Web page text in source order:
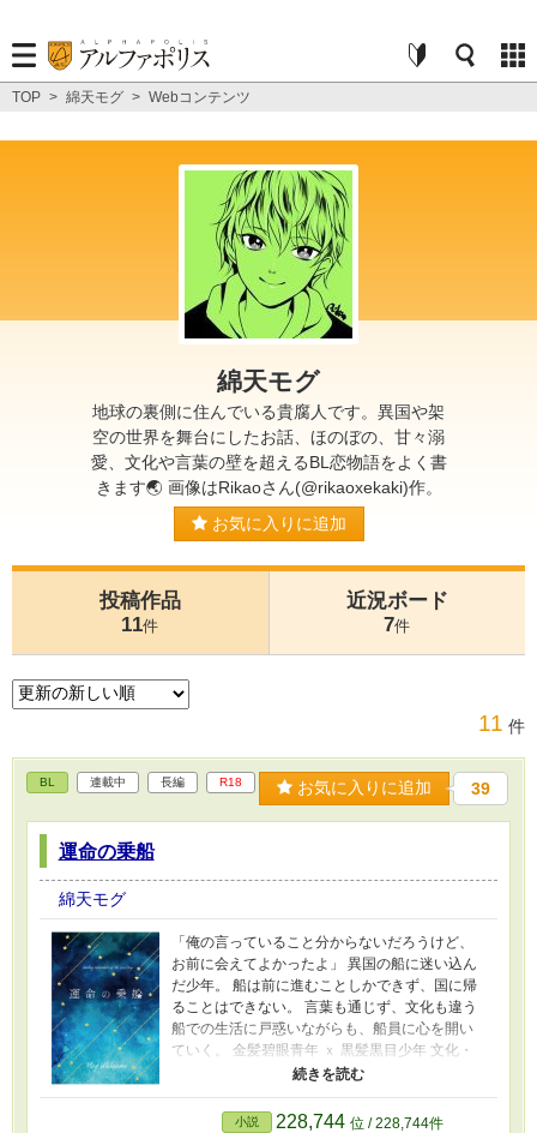
TOP > 綿天モグ > Webコンテンツ
綿天モグ
地球の裏側に住んでいる貴腐人です。異国や架
空の世界を舞台にしたお話、ほのぼの、甘々溺
愛、文化や言葉の壁を超えるBL恋物語をよく書
きます🌏 画像はRikaoさん(@rikaoxekaki)作。
お気に入りに追加
投稿作品
11件
近況ボード
7件
11 件
BL 連載中 長編 R18 お気に入りに追加 39
運命の乗船
綿天モグ
「俺の言っていること分からないだろうけど、
お前に会えてよかったよ」 異国の船に迷い込ん
だ少年。 船は前に進むことしかできず、国に帰
ることはできない。 言葉も通じず、文化も違う
船での生活に戸惑いながらも、船員に心を開い
ていく。 金髪碧眼青年 ｘ 黒髪黒目少年 文化・
言語の壁を越えて溺愛されるお話。 （シリアス
小説 228,744 位 / 228,744件